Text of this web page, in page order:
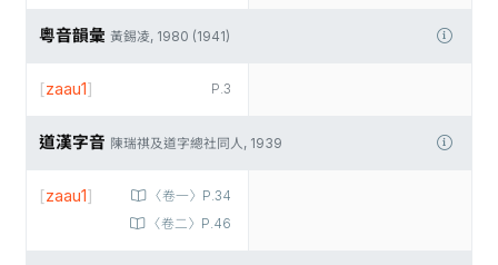
粵音韻彙 黃錫凌, 1980 (1941)
P.3
[zaau1]
道漢字音 陳瑞祺及道字總社同人, 1939
〈卷一〉P.34
〈卷二〉P.46
[zaau1]